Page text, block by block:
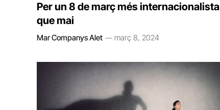
Per un 8 de març més internacionalista
que mai
Mar Companys Alet març 8, 2024